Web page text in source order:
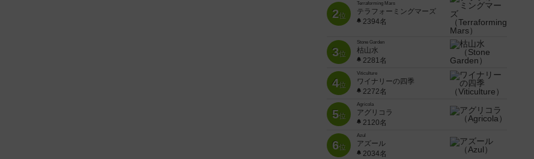
2位
Terraforming Mars
テラフォーミングマーズ
2394名
3位
Stone Garden
枯山水
2281名
4位
Viticulture
ワイナリーの四季
2272名
5位
Agricola
アグリコラ
2120名
6位
Azul
アズール
2034名